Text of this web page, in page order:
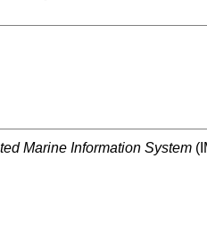
Marine Information System